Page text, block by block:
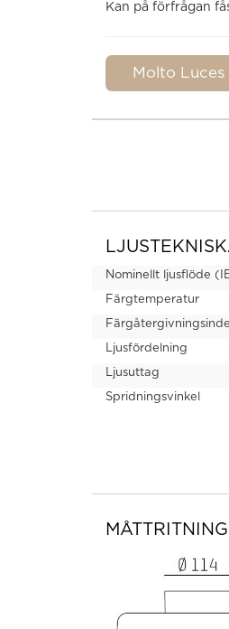
Kan på förfrågan
Molto Luces
Nominellt ljusflöde
Färgtemperatur
Ljusfördelning
Ljusuttag
Spridningsvinkel
MÅTTRITNING